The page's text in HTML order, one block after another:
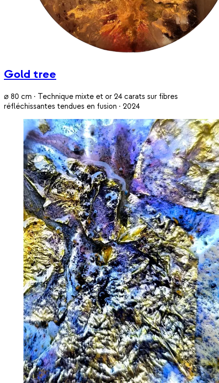
Gold tree
⌀ 80 cm · Technique mixte et or 24 carats sur fibres
réfléchissantes tendues en fusion · 2024